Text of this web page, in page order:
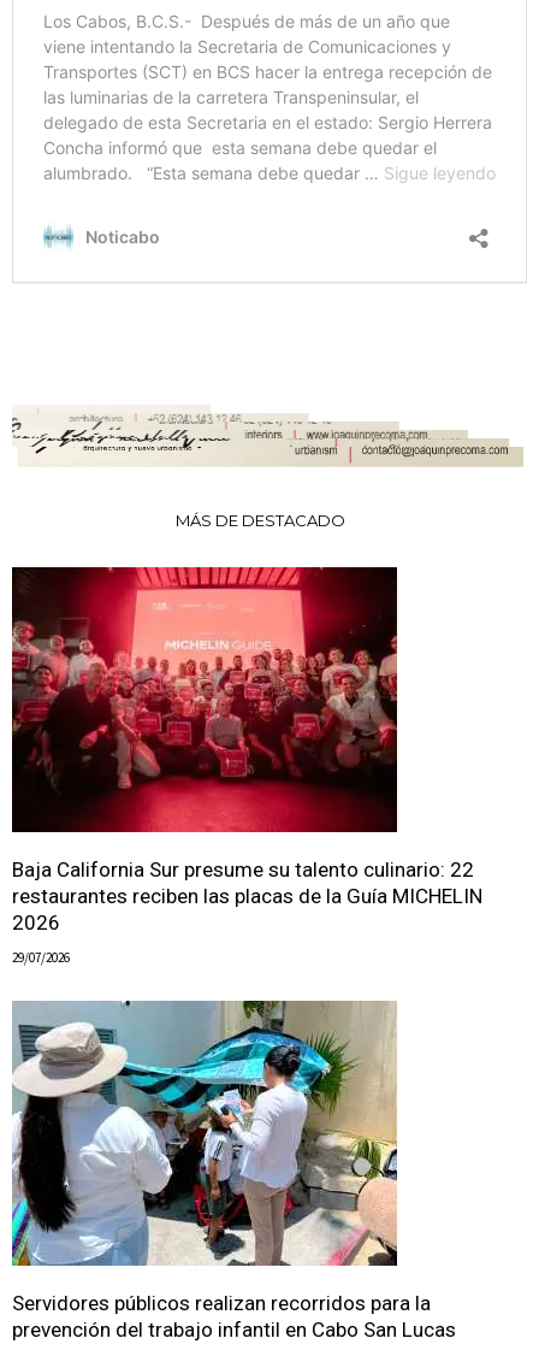
MÁS DE DESTACADO
Baja California Sur presume su talento culinario: 22
restaurantes reciben las placas de la Guía MICHELIN
2026
29/07/2026
Servidores públicos realizan recorridos para la
prevención del trabajo infantil en Cabo San Lucas